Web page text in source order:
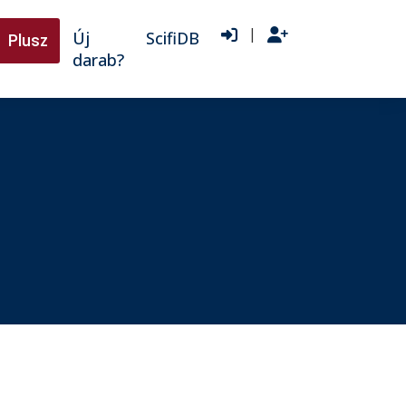
Plusz
Új
darab?
ScifiDB |